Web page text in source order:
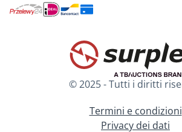
© 2025 - Tutti i diritti
Termini e condizioni
Privacy dei dati